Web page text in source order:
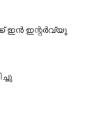
ഇൻ ഇന്റർവ്യൂ